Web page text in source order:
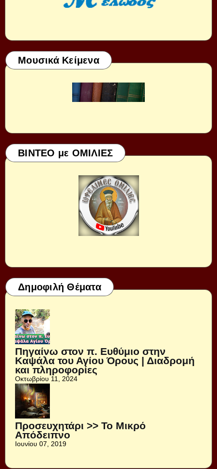
Μουσικά Κείμενα
ΒΙΝΤΕΟ με ΟΜΙΛΙΕΣ
Δημοφιλή Θέματα
Πηγαίνω στον π. Ευθύμιο στην
Καψάλα του Αγίου Όρους | Διαδρομή
και πληροφορίες
Οκτωβρίου 11, 2024
Προσευχητάρι >> Το Μικρό
Απόδειπνο
Ιουνίου 07, 2019